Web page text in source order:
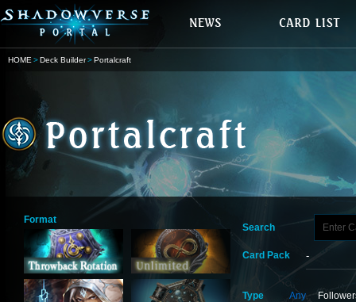
HOME Deck Builder Portalcraft
Format
Search
Card Pack
Type Any